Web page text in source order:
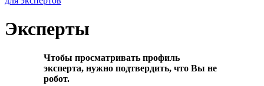
Эксперты
Чтобы просматривать профиль
эксперта, нужно подтвердить, что Вы не
робот.